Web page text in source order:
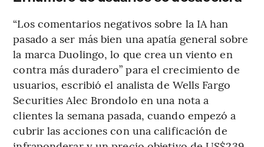
“Los comentarios negativos sobre la IA han
pasado a ser más bien una apatía general sobre
la marca Duolingo, lo que crea un viento en
contra más duradero” para el crecimiento de
usuarios, escribió el analista de Wells Fargo
Securities Alec Brondolo en una nota a
clientes la semana pasada, cuando empezó a
cubrir las acciones con una calificación de